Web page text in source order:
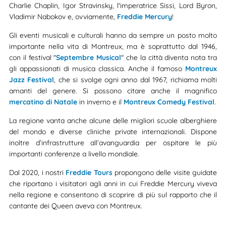
Charlie Chaplin, Igor Stravinsky, l'imperatrice Sissi, Lord Byron,
Vladimir Nabokov e, ovviamente, Freddie Mercury!
Gli eventi musicali e culturali hanno da sempre un posto molto
importante nella vita di Montreux, ma è soprattutto dal 1946,
con il festival "Septembre Musical" che la città diventa nota tra
gli appassionati di musica classica. Anche il famoso Montreux
Jazz Festival, che si svolge ogni anno dal 1967, richiama molti
amanti del genere. Si possono citare anche il magnifico
mercatino di Natalein inverno e il Montreux Comedy Festival.
La regione vanta anche alcune delle migliori scuole alberghiere
del mondo e diverse cliniche private internazionali. Dispone
inoltre d’infrastrutture all’avanguardia per ospitare le più
importanti conferenze a livello mondiale.
Dal 2020, i nostri Freddie Tourspropongono delle visite guidate
che riportano i visitatori agli anni in cui Freddie Mercury viveva
nella regione e consentono di scoprire di più sul rapporto che il
cantante dei Queen aveva con Montreux.